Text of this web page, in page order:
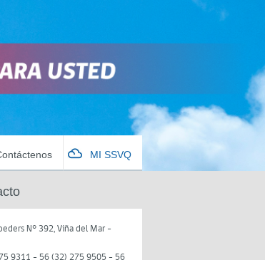
MI SSVQ
N° 392, Viña del Mar -
9311 - 56 (32) 275 9505 - 56